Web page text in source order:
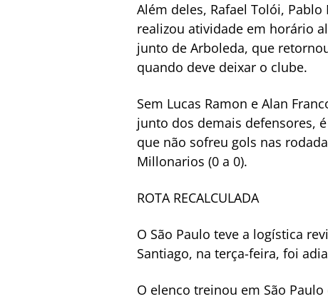
Além deles, Rafael Tolói,
realizou atividade em horário
junto de Arboleda, que
quando deve deixar o clube.
Sem Lucas Ramon e Alan
junto dos demais defensores,
que não sofreu gols nas
Millonarios (0 a 0).
ROTA RECALCULADA
O São Paulo teve a logística
Santiago, na terça-feira, foi
O elenco treinou em São